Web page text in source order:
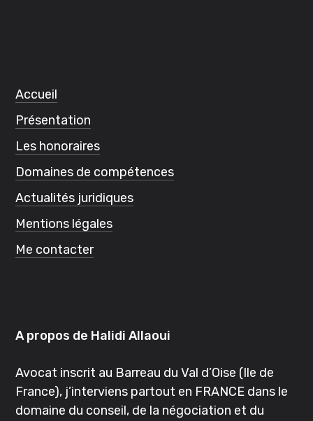
Accueil
Présentation
Les honoraires
Domaines de compétences
Actualités juridiques
Mentions légales
Me contacter
A propos de Halidi Allaoui
Avocat inscrit au Barreau du Val d’Oise (Ile de
France), j’interviens partout en FRANCE dans le
domaine du conseil, de la négociation et du